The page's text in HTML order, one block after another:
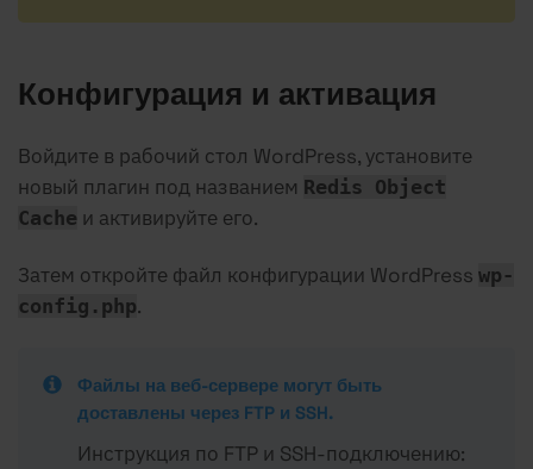
Конфигурация и активация
Войдите в рабочий стол WordPress, установите
новый плагин под названием Redis Object
Cache и активируйте его.
Затем откройте файл конфигурации WordPress wp-
config.php.
Файлы на веб-сервере могут быть
доставлены через FTP и SSH.
Инструкция по FTP и SSH-подключению: